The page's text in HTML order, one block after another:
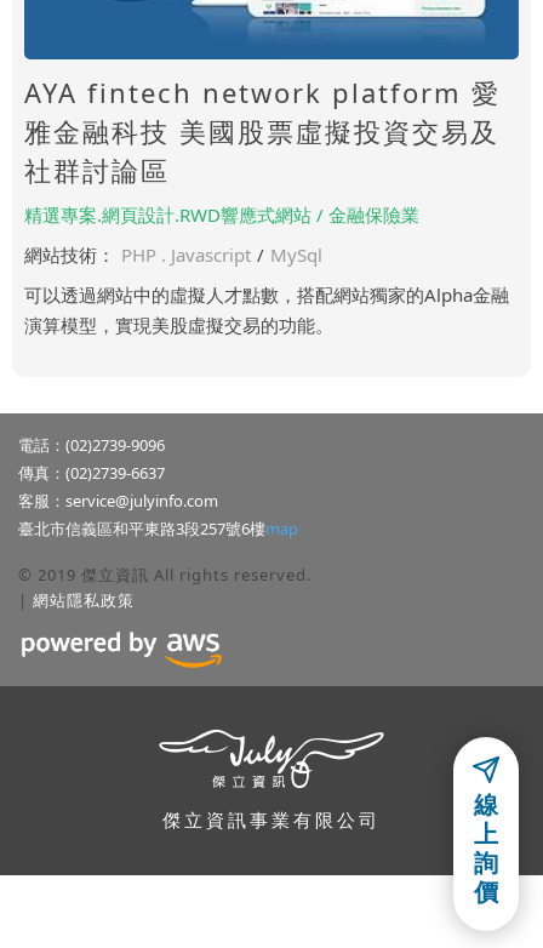
本公司關心使用者隱私權與個人資訊,並遵守本公司的網站隱私政策,使
用者若有任何問題,可以參考本公司的「網站隱私政策
」,或利用電子郵
AYA fintech network platform 愛
雅金融科技 美國股票虛擬投資交易及
社群討論區
精選專案.網頁設計.RWD響應式網站 / 金融保險業
網站技術： PHP . Javascript / MySql
可以透過網站中的虛擬人才點數，搭配網站獨家的Alpha金融
演算模型，實現美股虛擬交易的功能。
傑立資訊事業有限公司
電話：(02)2739-9096
傳真：(02)2739-6637
客服： service@julyinfo.com
臺北市信義區和平東路3段257號6樓map
© 2019 傑立資訊 All rights reserved.
| 網站隱私政策
線
上
詢
價